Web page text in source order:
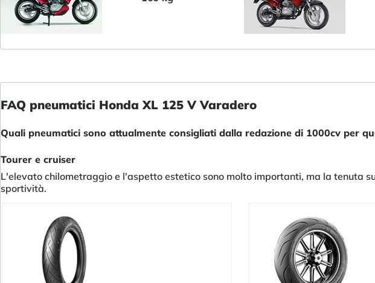
FAQ pneumatici Honda XL 125 V Varadero
Quali pneumatici sono attualmente consigliati dalla redazione di 1000cv per
Tourer e cruiser
L'elevato chilometraggio e l'aspetto estetico sono molto importanti, ma la
sportività.